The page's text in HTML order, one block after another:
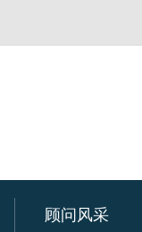
顾问风采